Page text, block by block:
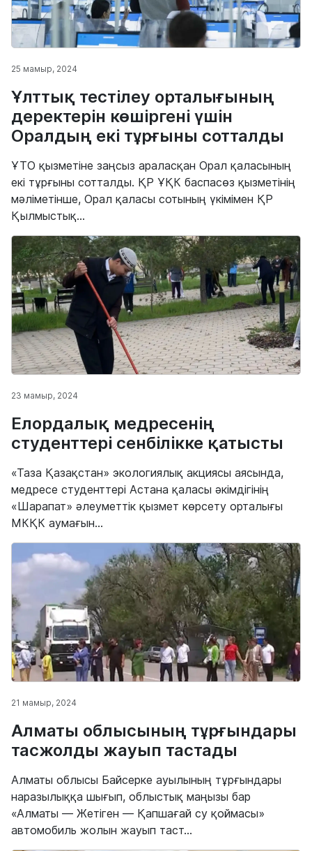
25 мамыр, 2024
Ұлттық тестілеу орталығының
деректерін көшіргені үшін
Оралдың екі тұрғыны сотталды
ҰТО қызметіне заңсыз араласқан Орал қаласының
екі тұрғыны сотталды. ҚР ҰҚК баспасөз қызметінің
мәліметінше, Орал қаласы сотының үкімімен ҚР
Қылмыстық...
23 мамыр, 2024
Елордалық медресенің
студенттері сенбілікке қатысты
«Таза Қазақстан» экологиялық акциясы аясында,
медресе студенттері Астана қаласы әкімдігінің
«Шарапат» әлеуметтік қызмет көрсету орталығы
МКҚК аумағын...
21 мамыр, 2024
Алматы облысының тұрғындары
тасжолды жауып тастады
Алматы облысы Байсерке ауылының тұрғындары
наразылыққа шығып, облыстық маңызы бар
«Алматы — Жетіген — Қапшағай су қоймасы»
автомобиль жолын жауып таст...